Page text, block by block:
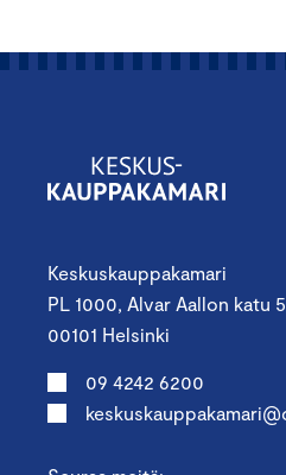
Keskuskauppakamari
PL 1000, Alvar Aallon katu
00101 Helsinki
09 4242 6200